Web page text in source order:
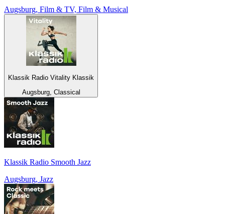
Augsburg, Film & TV, Film & Musical
Klassik Radio Vitality Klassik
Augsburg, Classical
Klassik Radio Smooth Jazz
Augsburg, Jazz